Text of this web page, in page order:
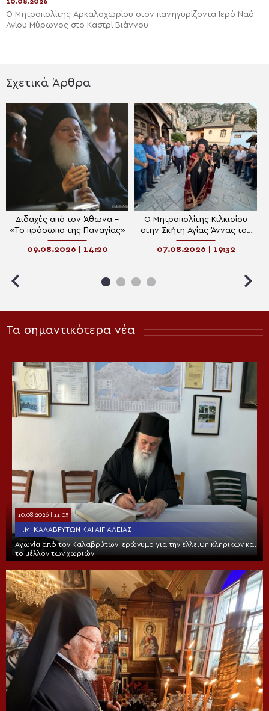
Ο Μητροπολίτης Αρκαλοχωρίου στον πανηγυρίζοντα Ιερό Ναό
Αγίου Μύρωνος στο Καστρί Βιάννου
Σχετικά Άρθρα
Διδαχές από τον Άθωνα –
«Το πρόσωπο της Παναγίας»
09.08.2026 | 14:20
Ο Μητροπολίτης Κιλκισίου
στην Σκήτη Αγίας Άννας του
Αγίου Όρους
07.08.2026 | 19:32
Τα σημαντικότερα νέα
10.08.2026 | 11:05
Ι.Μ. ΚΑΛΑΒΡΎΤΩΝ ΚΑΙ ΑΙΓΙΑΛΕΊΑΣ
Αγωνία από τον Καλαβρύτων Ιερώνυμο για την έλλειψη κληρικών και
το μέλλον των χωριών